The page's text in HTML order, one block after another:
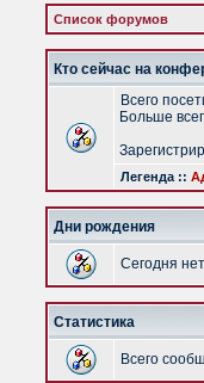
Список форумов
Кто сейчас на
Всего
Больше
Легенда ::
Дни рождения
Сегодня
Статистика
Всего